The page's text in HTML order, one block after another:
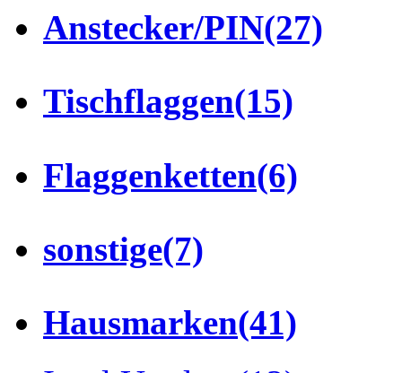
Anstecker/PIN(27)
Tischflaggen(15)
Flaggenketten(6)
sonstige(7)
Hausmarken(41)